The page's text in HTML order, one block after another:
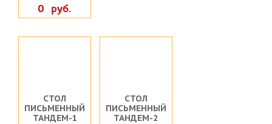
0 руб.
СТОЛ
ПИСЬМЕННЫЙ
ТАНДЕМ-1
СТОЛ
ПИСЬМЕННЫЙ
ТАНДЕМ-2